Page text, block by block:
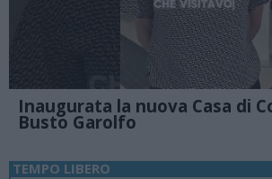
Inaugurata la nuova Casa di
Busto Garolfo
TEMPO LIBERO